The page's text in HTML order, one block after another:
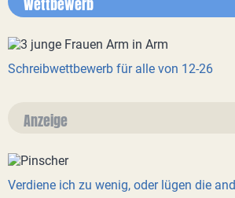
Wettbewerb
Schreibwettbewerb für alle von 12-26
Anzeige
Verdiene ich zu wenig, oder lügen die